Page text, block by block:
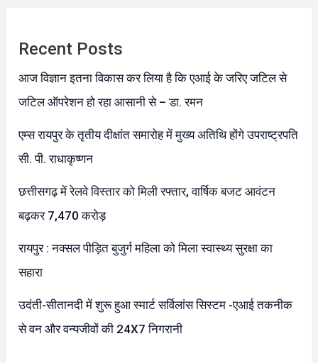
Recent Posts
आज विज्ञान इतना विकास कर लिया है कि एआई के जरिए जटिल से
जटिल ऑपरेशन हो रहा आसानी से – डा. रमन
एम्स रायपुर के तृतीय दीक्षांत समारोह में मुख्य अतिथि होंगे उपराष्ट्रपति
सी. पी. राधाकृष्णन
छत्तीसगढ़ में रेलवे विस्तार को मिली रफ्तार, वार्षिक बजट आवंटन
बढ़कर 7,470 करोड़
रायपुर : नक्सल पीड़ित बुजुर्ग महिला को मिला स्वास्थ्य सुरक्षा का
सहारा
उदंती-सीतानदी में शुरू हुआ स्मार्ट सर्विलांस सिस्टम -एआई तकनीक
से वन और वन्यजीवों की 24X7 निगरानी